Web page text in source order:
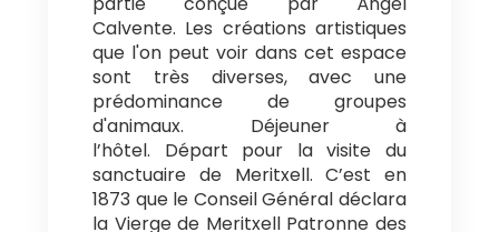
partie conçue par Ángel
Calvente. Les créations artistiques
que l'on peut voir dans cet espace
sont très diverses, avec une
prédominance de groupes
d'animaux. Déjeuner à
l’hôtel. Départ pour la visite du
sanctuaire de Meritxell. C’est en
1873 que le Conseil Général déclara